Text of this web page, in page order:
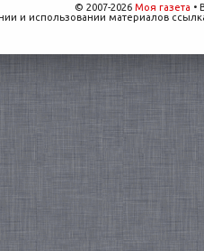
© 2007-2026 Моя газета •
и использовании материалов